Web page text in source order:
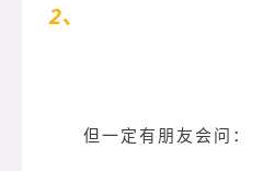
2、
但一定有朋友会问：